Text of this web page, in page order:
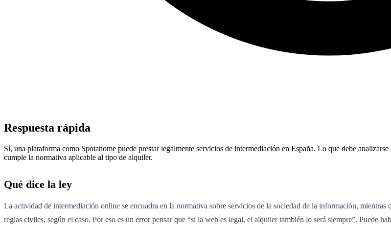
Respuesta rápida
Sí, una plataforma como Spotahome puede prestar legalmente servicios de intermediación en España. Lo que debe
cumple la normativa aplicable al tipo de alquiler.
Qué dice la ley
La actividad de intermediación online se encuadra en la normativa sobre servicios de la sociedad de la información,
reglas civiles, según el caso. Por eso es un error pensar que “si la web es legal, el alquiler también lo será siempre”. Puede